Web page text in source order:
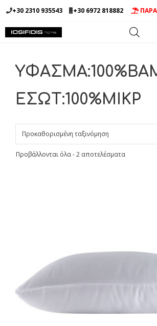
Μετάβαση
σε
περιεχόμενο
+30 2310 935543 +30 6972 818882
ΕΣΩΤ:100%ΜΙΚΡ
Προβάλλονται όλα - 2 αποτελέσματα